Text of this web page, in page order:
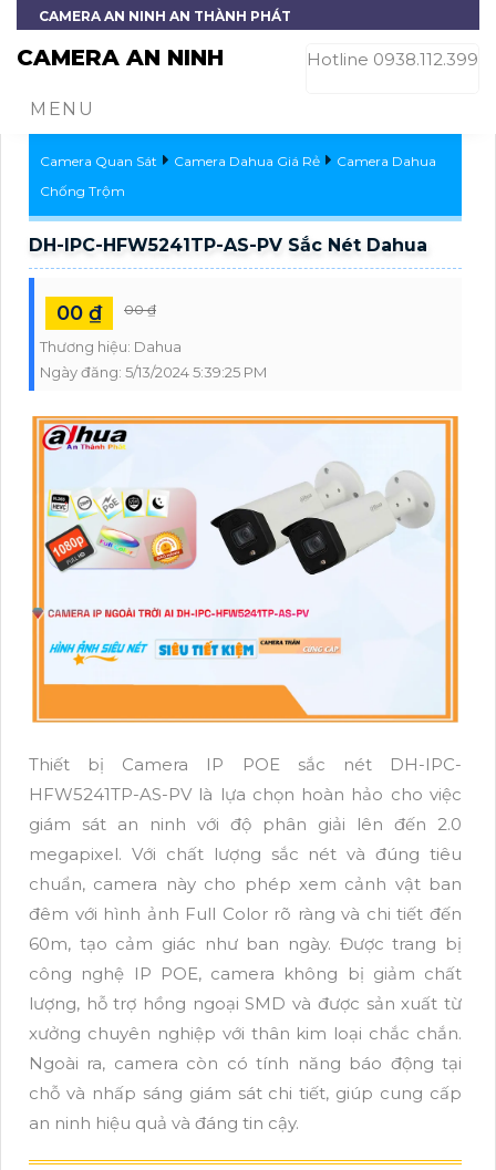
CAMERA AN NINH AN THÀNH PHÁT
CAMERA AN NINH Hotline 0938.112.399
MENU
Camera Quan Sát Camera Dahua Giá Rẻ
Camera Dahua
Chống Trộm
DH-IPC-HFW5241TP-AS-PV Sắc Nét Dahua
00 ₫ 00 ₫
Thương hiệu: Dahua
Ngày đăng: 5/13/2024 5:39:25 PM
Thiết bị Camera IP POE sắc nét DH-IPC-
HFW5241TP-AS-PV là lựa chọn hoàn hảo cho việc
giám sát an ninh với độ phân giải lên đến 2.0
megapixel. Với chất lượng sắc nét và đúng tiêu
chuẩn, camera này cho phép xem cảnh vật ban
đêm với hình ảnh Full Color rõ ràng và chi tiết đến
60m, tạo cảm giác như ban ngày. Được trang bị
công nghệ IP POE, camera không bị giảm chất
lượng, hỗ trợ hồng ngoại SMD và được sản xuất từ
xưởng chuyên nghiệp với thân kim loại chắc chắn.
Ngoài ra, camera còn có tính năng báo động tại
chỗ và nhấp sáng giám sát chi tiết, giúp cung cấp
an ninh hiệu quả và đáng tin cậy.